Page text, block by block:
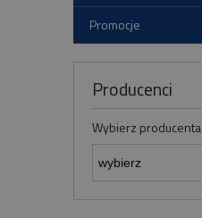
Promocje
Producenci
Wybierz producenta